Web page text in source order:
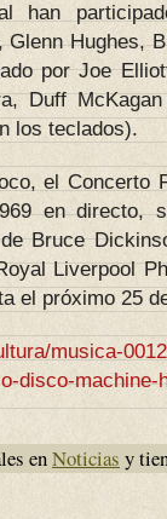
han
Hughes,
por Joe
Duff
los teclados).
el Concerto
en directo,
Bruce
Liverpool
el próximo 25
musica-
disco-machine-
enNoticias y